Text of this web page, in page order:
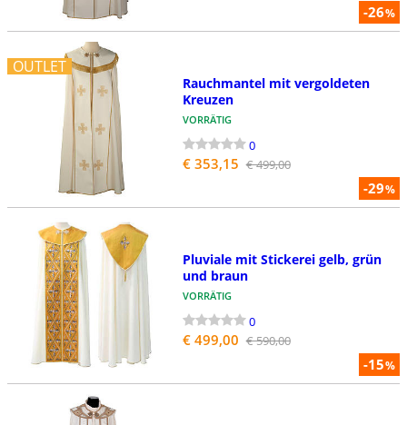
-26%
OUTLET
-29%
Rauchmantel mit vergoldeten
Kreuzen
VORRÄTIG
0
€ 353,15 € 499,00
-15%
Pluviale mit Stickerei gelb, grün
und braun
VORRÄTIG
0
€ 499,00 € 590,00